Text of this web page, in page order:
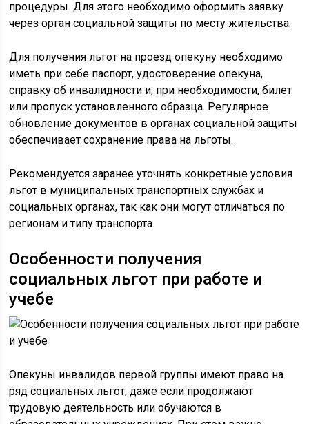
процедуры. Для этого необходимо оформить заявку
через орган социальной защиты по месту жительства.
Для получения льгот на проезд опекуну необходимо
иметь при себе паспорт, удостоверение опекуна,
справку об инвалидности и, при необходимости, билет
или пропуск установленного образца. Регулярное
обновление документов в органах социальной защиты
обеспечивает сохранение права на льготы.
Рекомендуется заранее уточнять конкретные условия
льгот в муниципальных транспортных службах и
социальных органах, так как они могут отличаться по
регионам и типу транспорта.
Особенности получения
социальных льгот при работе и
учебе
Опекуны инвалидов первой группы имеют право на
ряд социальных льгот, даже если продолжают
трудовую деятельность или обучаются в